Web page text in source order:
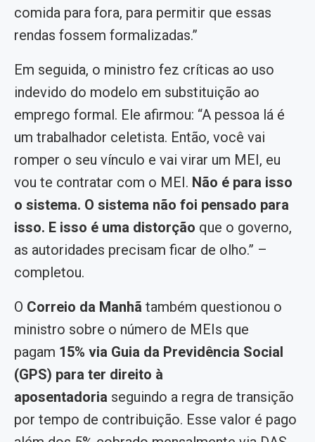
comida para fora, para permitir que essas
rendas fossem formalizadas.”
Em seguida, o ministro fez críticas ao uso
indevido do modelo em substituição ao
emprego formal. Ele afirmou: “A pessoa lá é
um trabalhador celetista. Então, você vai
romper o seu vínculo e vai virar um MEI, eu
vou te contratar com o MEI. Não é para isso
o sistema. O sistema não foi pensado para
isso. E isso é uma distorção que o governo,
as autoridades precisam ficar de olho.” –
completou.
O Correio da Manhã também questionou o
ministro sobre o número de MEIs que
pagam 15% via Guia da Previdência Social
(GPS) para ter direito à
aposentadoria seguindo a regra de transição
por tempo de contribuição. Esse valor é pago